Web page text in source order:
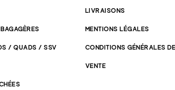
/ QUADS / SSV
LIVRAISONS
MENTIONS LÉGALES
CONDITIONS GÉNÉRALES DE
VENTE